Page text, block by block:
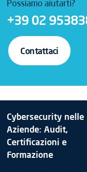
Possiamo aiutarti?
+39 02
Contattaci
Cybersecurity nelle
Aziende: Audit,
Certificazioni e
Formazione